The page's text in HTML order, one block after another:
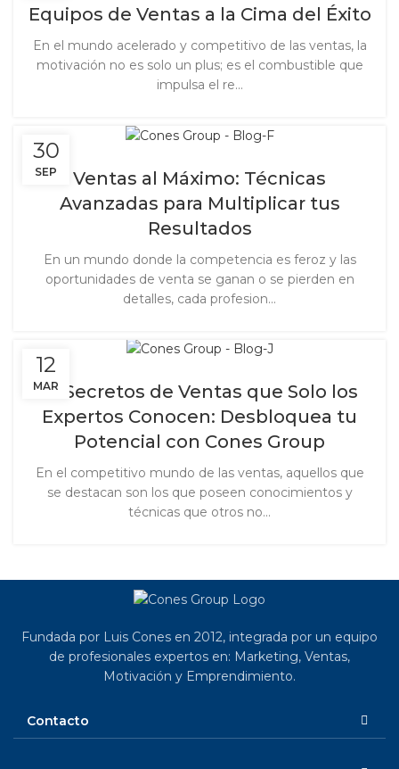
Equipos de Ventas a la Cima del Éxito
En el mundo acelerado y competitivo de las ventas, la
motivación no es solo un plus; es el combustible que
impulsa el re...
30
SEP
Ventas al Máximo: Técnicas
Avanzadas para Multiplicar tus
Resultados
En un mundo donde la competencia es feroz y las
oportunidades de venta se ganan o se pierden en
detalles, cada profesion...
12
MAR
10 Secretos de Ventas que Solo los
Expertos Conocen: Desbloquea tu
Potencial con Cones Group
En el competitivo mundo de las ventas, aquellos que
se destacan son los que poseen conocimientos y
técnicas que otros no...
Fundada por Luis Cones en 2012, integrada por un equipo
de profesionales expertos en: Marketing, Ventas,
Motivación y Emprendimiento.
Contacto